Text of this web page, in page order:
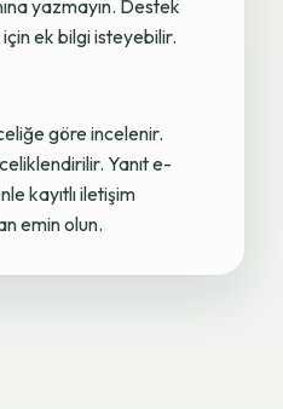
yazmayın. Destek
ek bilgi isteyebilir.
göre incelenir.
Yanıt e-
kayıtlı iletişim
emin olun.